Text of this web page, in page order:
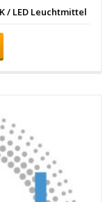
/ LED Leuchtmittel